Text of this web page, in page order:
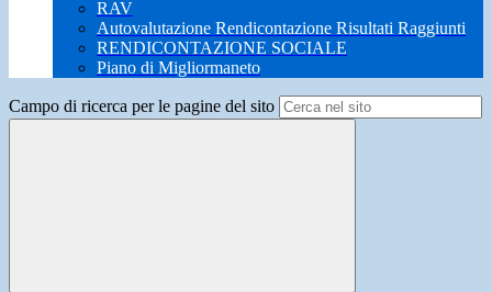
RAV
Autovalutazione Rendicontazione Risultati Raggiunti
RENDICONTAZIONE SOCIALE
Piano di Migliormaneto
Campo di ricerca per le pagine del sito